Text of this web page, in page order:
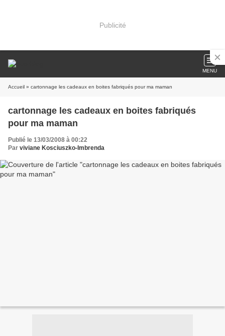
Publicité
MENU
Accueil » cartonnage les cadeaux en boites fabriqués pour ma maman
cartonnage les cadeaux en boites fabriqués
pour ma maman
Publié le 13/03/2008 à 00:22
Par viviane Kosciuszko-Imbrenda